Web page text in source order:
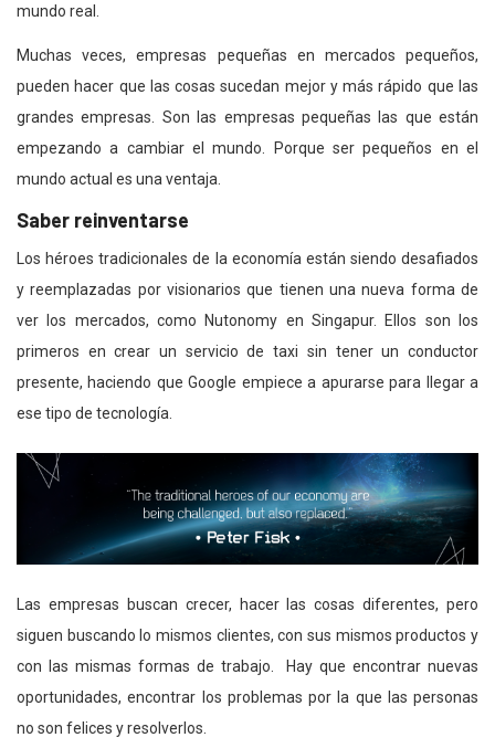
mundo real.
Muchas veces, empresas pequeñas en mercados pequeños,
pueden hacer que las cosas sucedan mejor y más rápido que las
grandes empresas. Son las empresas pequeñas las que están
empezando a cambiar el mundo. Porque ser pequeños en el
mundo actual es una ventaja.
Saber reinventarse
Los héroes tradicionales de la economía están siendo desafiados
y reemplazadas por visionarios que tienen una nueva forma de
ver los mercados, como Nutonomy en Singapur. Ellos son los
primeros en crear un servicio de taxi sin tener un conductor
presente, haciendo que Google empiece a apurarse para llegar a
ese tipo de tecnología.
Las empresas buscan crecer, hacer las cosas diferentes, pero
siguen buscando lo mismos clientes, con sus mismos productos y
con las mismas formas de trabajo. Hay que encontrar nuevas
oportunidades, encontrar los problemas por la que las personas
no son felices y resolverlos.